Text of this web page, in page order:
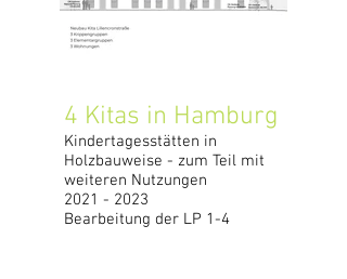
4 Kitas in Hamburg
Kindertagesstätten in
Holzbauweise - zum Teil mit
weiteren Nutzungen
2021 - 2023
Bearbeitung der LP 1-4